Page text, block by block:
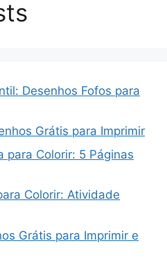
Desenhos Fofos para
Grátis para Imprimir
para Colorir: 5 Páginas
Colorir: Atividade
Grátis para Imprimir e